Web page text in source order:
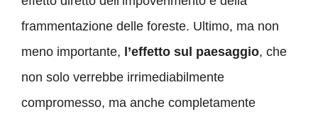
frammentazione delle foreste. Ultimo, ma non
meno importante, l’effetto sul paesaggio, che
non solo verrebbe irrimediabilmente
compromesso, ma anche completamente